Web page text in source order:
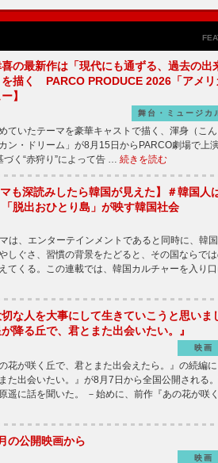
の最新作は「現代にも通ずる、過去の出
を描く PARCO PRODUCE 2026「アメリ
】
舞台・ミュージカ
ていたテーマを豪華キャストで描く、渾身（こ
ン・ドリーム」が8月15日からPARCO劇場で上
く“赤狩り”によって告 … 続きを読む
マも深読みしたら韓国が見えた】＃韓国人
脱出おひとり島」が映す韓国社会
は、エンターテインメントであると同時に、韓
しぐさ、習慣の背景をたどると、その国ならでは
てくる。この連載では、韓国カルチャーを入り
な人を大事にして生きていこうと思いま
降る丘で、君とまた出会いたい。』
映画
花が咲く丘で、君とまた出会えたら。』の続編
た出会いたい。』が8月7日から全国公開される
遥に話を聞いた。 －始めに、前作『あの花が咲
の公開映画から
映画